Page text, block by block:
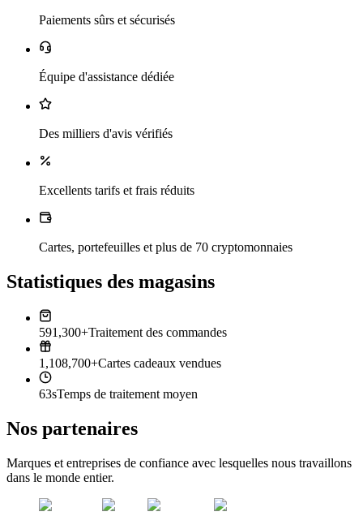
Paiements sûrs et sécurisés
Équipe d'assistance dédiée
Des milliers d'avis vérifiés
Excellents tarifs et frais réduits
Cartes, portefeuilles et plus de 70 cryptomonnaies
Statistiques des magasins
591,300+Traitement des commandes
1,108,700+Cartes cadeaux vendues
63sTemps de traitement moyen
Nos partenaires
Marques et entreprises de confiance avec lesquelles nous travaillons
dans le monde entier.